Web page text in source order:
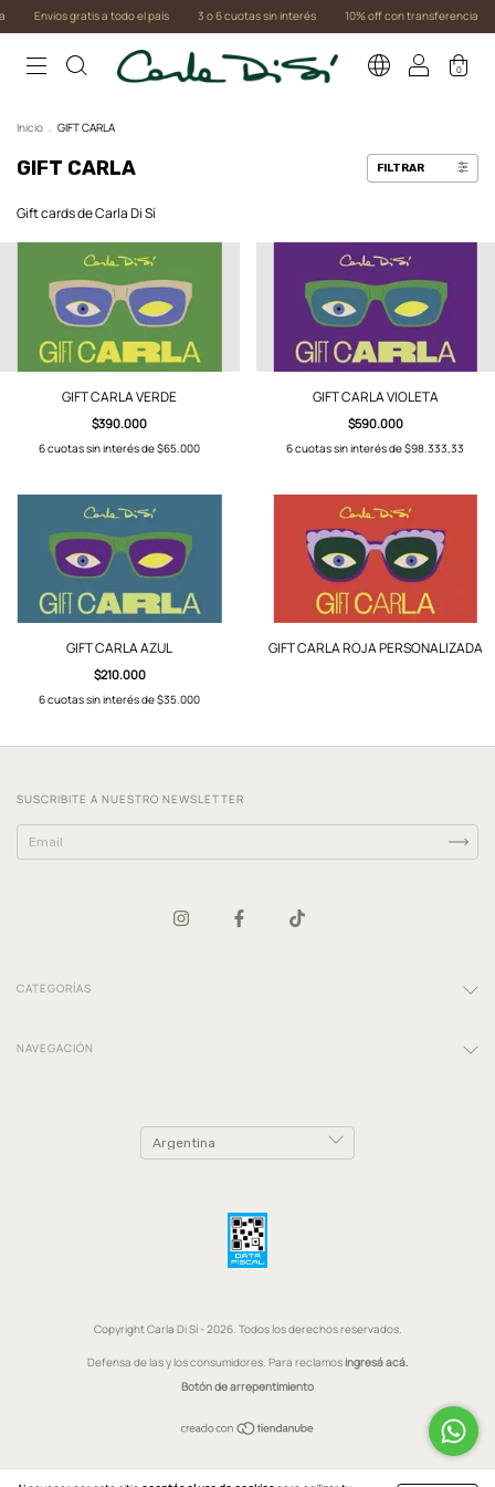
Envios gratis a todo el país 3 o 6 cuotas sin interés 10% off con transferencia
0
Inicio . GIFT CARLA
GIFT CARLA FILTRAR
Gift cards de Carla Di Sí
GIFT CARLA VERDE
$390.000
6cuotas sin interés de$65.000
GIFT CARLA VIOLETA
$590.000
6cuotas sin interés de$98.333,33
GIFT CARLA AZUL
$210.000
6cuotas sin interés de$35.000
GIFT CARLA ROJA PERSONALIZADA
SUSCRIBITE A NUESTRO NEWSLETTER
CATEGORÍAS
NAVEGACIÓN
Copyright Carla Di Sí - 2026. Todos los derechos reservados.
Defensa de las y los consumidores. Para reclamosingresá acá.
Botón de arrepentimiento